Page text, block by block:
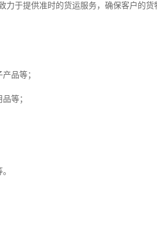
力于提供准时的货运服务，确保客户的货
品等；
等；